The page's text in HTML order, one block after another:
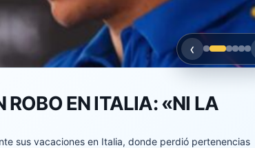
EN EL PASE MÁS CARO
por 20 millones de dólares, estableciendo un nuevo
‹